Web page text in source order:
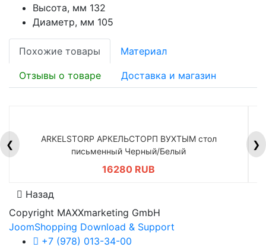
Высота, мм 132
Диаметр, мм 105
Похожие товары Материал
Отзывы о товаре Доставка и магазин
❮
ARKELSTORP АРКЕЛЬСТОРП ВУХТЫМ стол
письменный Черный/Белый
16280 RUB
❯
Назад
Copyright MAXXmarketing GmbH
JoomShopping Download & Support
+7 (978) 013-34-00